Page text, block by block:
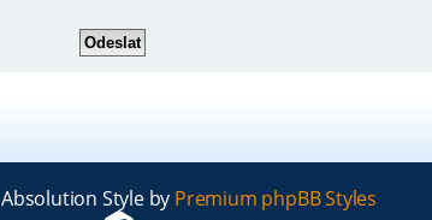
Absolution Style by Premium phpBB Styles